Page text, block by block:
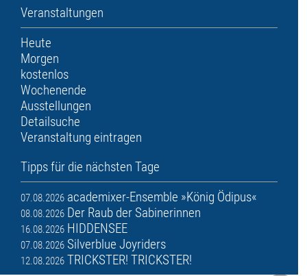
Veranstaltungen
Heute
Morgen
kostenlos
Wochenende
Ausstellungen
Detailsuche
Veranstaltung eintragen
Tipps für die nächsten Tage
07.08.2026 academixer-Ensemble »König Ödipus«
08.08.2026 Der Raub der Sabinerinnen
16.08.2026 HIDDENSEE
07.08.2026 Silverblue Joyriders
12.08.2026 TRICKSTER! TRICKSTER!